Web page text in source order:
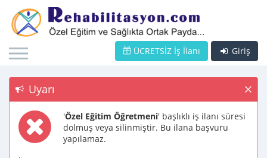
Giriş
ÜCRETSİZ İş İlanı
Uyarı
'Özel Eğitim Öğretmeni' başlıklı iş ilanı süresi
dolmuş veya silinmiştir. Bu ilana başvuru
yapılamaz.